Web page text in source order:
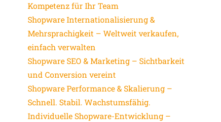
Kompetenz für Ihr Team
Shopware Internationalisierung &
Mehrsprachigkeit – Weltweit verkaufen,
einfach verwalten
Shopware SEO & Marketing – Sichtbarkeit
und Conversion vereint
Shopware Performance & Skalierung –
Schnell. Stabil. Wachstumsfähig.
Individuelle Shopware-Entwicklung –